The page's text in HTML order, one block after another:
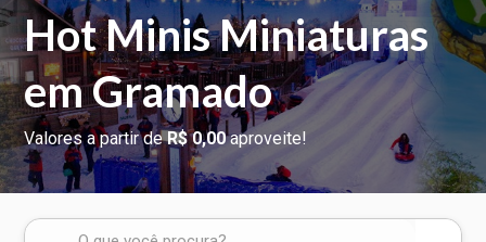
Hot Minis Miniaturas
em Gramado
Valores a partir deR$ 0,00aproveite!